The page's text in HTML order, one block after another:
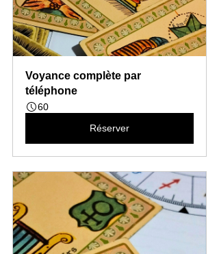
Voyance complète par
téléphone
60
Réserver